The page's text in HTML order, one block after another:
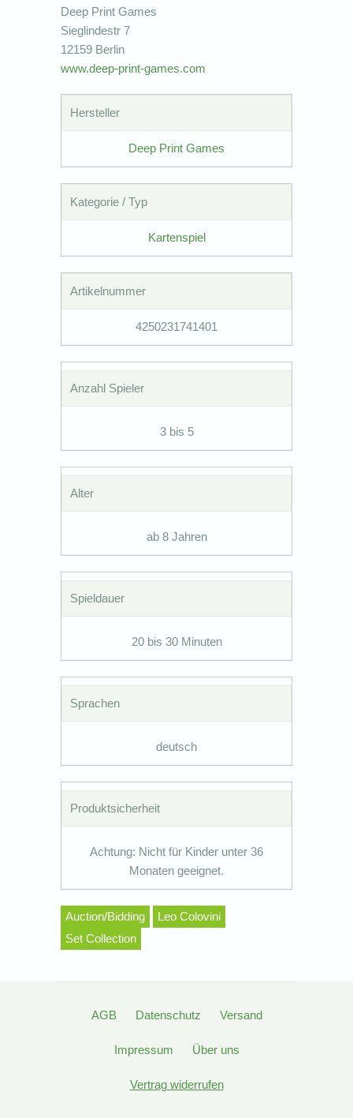
Deep Print Games
Sieglindestr 7
12159 Berlin
www.deep-print-games.com
Hersteller
Deep Print Games
Kategorie / Typ
Kartenspiel
Artikelnummer
4250231741401
Anzahl Spieler
3 bis 5
Alter
ab 8 Jahren
Spieldauer
20 bis 30 Minuten
Sprachen
deutsch
Produktsicherheit
Achtung: Nicht für Kinder unter 36
Monaten geeignet.
Auction/Bidding
Leo Colovini
Set Collection
AGB Datenschutz Versand
Impressum Über uns
Vertrag widerrufen